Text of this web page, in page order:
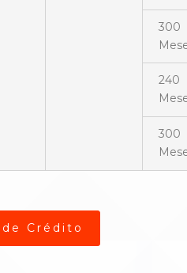
300
240
300
Crédito